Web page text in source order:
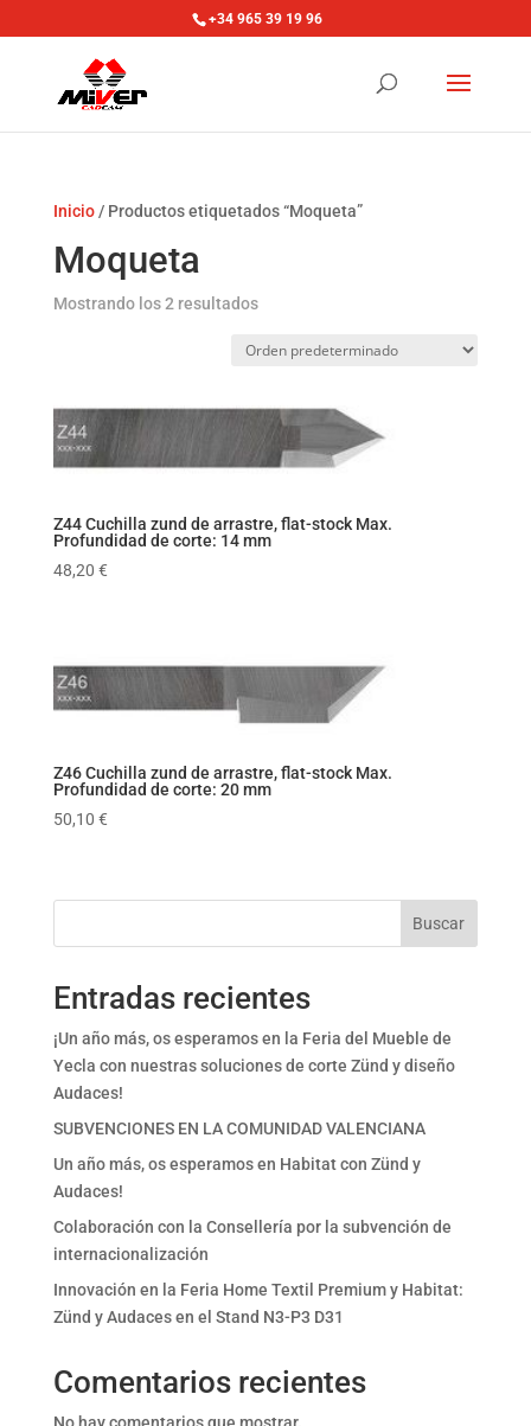
+34 965 39 19 96
Inicio/ Productos etiquetados “Moqueta”
Moqueta
Mostrando los 2 resultados
Z44 Cuchilla zund de arrastre, flat-stock Max.
Profundidad de corte: 14 mm
48,20 €
Z46 Cuchilla zund de arrastre, flat-stock Max.
Profundidad de corte: 20 mm
50,10 €
Buscar
Entradas recientes
¡Un año más, os esperamos en la Feria del Mueble de
Yecla con nuestras soluciones de corte Zünd y diseño
Audaces!
SUBVENCIONES EN LA COMUNIDAD VALENCIANA
Un año más, os esperamos en Habitat con Zünd y
Audaces!
Colaboración con la Consellería por la subvención de
internacionalización
Innovación en la Feria Home Textil Premium y Habitat:
Zünd y Audaces en el Stand N3-P3 D31
Comentarios recientes
No hay comentarios que mostrar.